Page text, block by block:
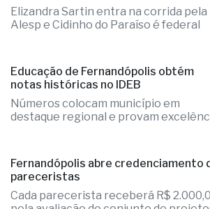
Elizandra Sartin entra na corrida pela
Alesp e Cidinho do Paraíso é federal
Educação de Fernandópolis obtém
notas históricas no IDEB
Números colocam município em
destaque regional e provam
Fernandópolis abre credenciamento
pareceristas
Cada parecerista receberá R$